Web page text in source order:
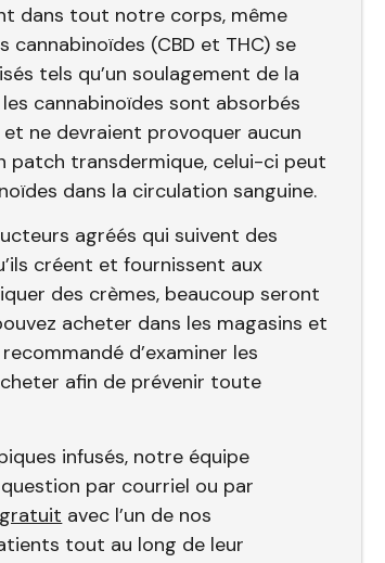
dans tout notre corps, même
cannabinoïdes (CBD et THC) se
tels qu’un soulagement de la
cannabinoïdes sont absorbés
ne devraient provoquer aucun
patch transdermique, celui-ci peut
dans la circulation sanguine.
agréés qui suivent des
créent et fournissent aux
des crèmes, beaucoup seront
acheter dans les magasins et
d’examiner les
afin de prévenir toute
infusés, notre équipe
par courriel ou par
avec l’un de nos
tout au long de leur